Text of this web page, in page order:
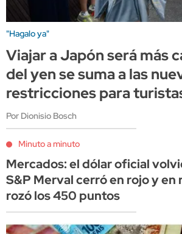
"Hagalo ya"
Viajar a Japón será más
del yen se suma a las
restricciones para
Por Dionisio Bosch
Minuto a minuto
Mercados: el dólar oficial
S&P Merval cerró en rojo y en
rozó los 450 puntos